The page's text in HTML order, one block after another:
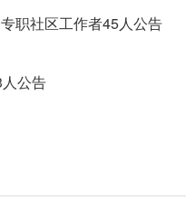
职社区工作者45人公告
公告